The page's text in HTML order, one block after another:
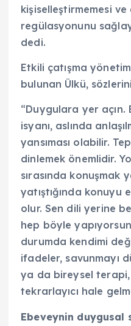
kişiselleştirmemesi
regülasyonunu
dedi.
Etkili çatışma
bulunan Ülkü,
“Duygulara yer
isyanı, aslında
yansıması olabilir.
dinlemek önemlidir.
sırasında konuşmak
yatıştığında konuyu
olur. Sen dili yerine
hep böyle
durumda kendimi
ifadeler, savunmayı
ya da bireysel terapi,
tekrarlayıcı hale
Ebeveynin duygusal